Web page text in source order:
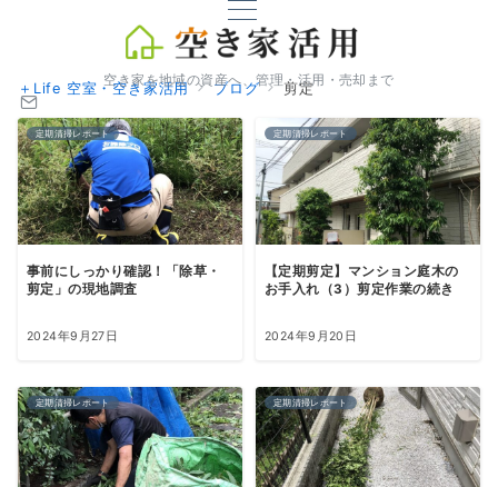
空き家を地域の資産へ、管理・活用・売却まで
＋Life 空室・空き家活用 ブログ 剪定
定期清掃レポート
事前にしっかり確認！「除草・
剪定」の現地調査
2024年9月27日
定期清掃レポート
【定期剪定】マンション庭木の
お手入れ（3）剪定作業の続き
2024年9月20日
定期清掃レポート 定期清掃レポート